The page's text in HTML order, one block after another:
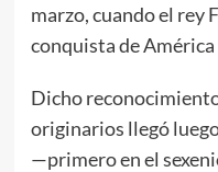
marzo, cuando el rey
conquista de América
Dicho
originarios llegó
—primero en el